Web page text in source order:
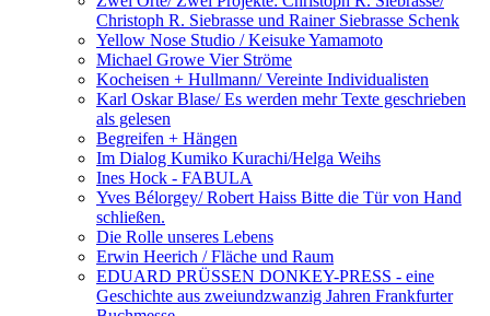
Christoph R. Siebrasse und Rainer Siebrasse Schenk
Yellow Nose Studio / Keisuke Yamamoto
Michael Growe Vier Ströme
Kocheisen + Hullmann/ Vereinte Individualisten
Karl Oskar Blase/ Es werden mehr Texte geschrieben
als gelesen
Begreifen + Hängen
Im Dialog Kumiko Kurachi/Helga Weihs
Ines Hock - FABULA
Yves Bélorgey/ Robert Haiss Bitte die Tür von Hand
schließen.
Die Rolle unseres Lebens
Erwin Heerich / Fläche und Raum
EDUARD PRÜSSEN DONKEY-PRESS - eine
Geschichte aus zweiundzwanzig Jahren Frankfurter